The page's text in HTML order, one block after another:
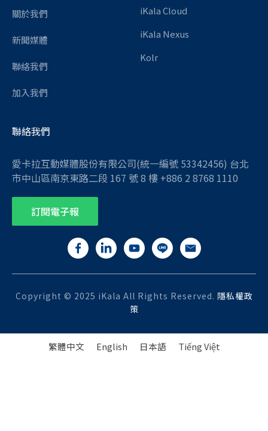
關於我們
新聞媒體
聯絡我們
加入我們
iKala Cloud
iKala Nexus
Kolr
聯絡我們
愛卡拉互動媒體股份有限公司(統一編號 53342456) 台北
市中山區南京東路二段 167 號 8 樓 +886 2 8768 1110
訂閱電子報
Copyright © 2025 iKala All Rights Reserved. 隱私權政
策
繁體中文 English 日本語 Tiếng Việt